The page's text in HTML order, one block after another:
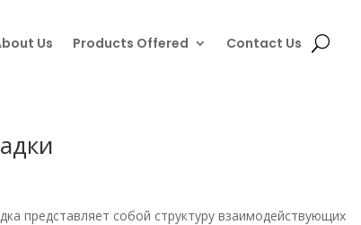
Us Products Offered Contact Us
представляет собой структуру взаимодействующих